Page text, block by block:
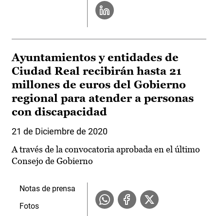
Ayuntamientos y entidades de
Ciudad Real recibirán hasta 21
millones de euros del Gobierno
regional para atender a personas
con discapacidad
21 de Diciembre de 2020
A través de la convocatoria aprobada en el último
Consejo de Gobierno
Notas de prensa
Fotos